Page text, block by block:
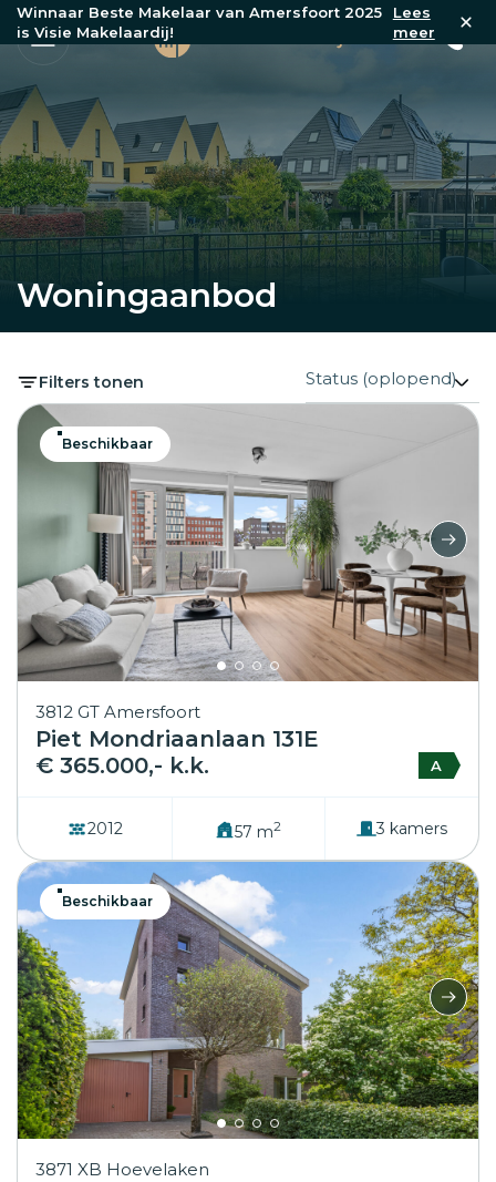
Winnaar Beste Makelaar van Amersfoort 2025
is Visie Makelaardij!
Lees
meer
Woningaanbod
Filters tonen
3812 GT Amersfoort
Piet Mondriaanlaan 131E
€ 365.000,- k.k.
A
2012 57 m2 3 kamers
Beschikbaar
3871 XB Hoevelaken
Beschikbaar